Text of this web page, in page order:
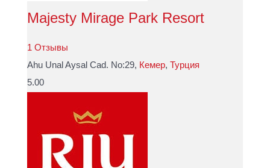
Majesty Mirage Park Resort
1 Отзывы
Ahu Unal Aysal Cad. No:29, Кемер, Турция
5.00